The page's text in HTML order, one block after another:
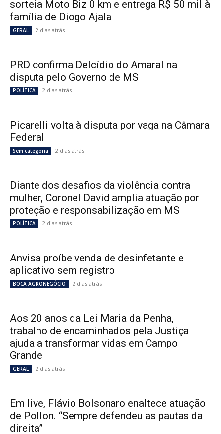
sorteia Moto Biz 0 km e entrega R$ 50 mil à
família de Diogo Ajala
GERAL 2 dias atrás
PRD confirma Delcídio do Amaral na
disputa pelo Governo de MS
POLÍTICA 2 dias atrás
Picarelli volta à disputa por vaga na Câmara
Federal
Sem categoria 2 dias atrás
Diante dos desafios da violência contra
mulher, Coronel David amplia atuação por
proteção e responsabilização em MS
POLÍTICA 2 dias atrás
Anvisa proíbe venda de desinfetante e
aplicativo sem registro
BOCA AGRONEGÓCIO 2 dias atrás
Aos 20 anos da Lei Maria da Penha,
trabalho de encaminhados pela Justiça
ajuda a transformar vidas em Campo
Grande
GERAL 2 dias atrás
Em live, Flávio Bolsonaro enaltece atuação
de Pollon. “Sempre defendeu as pautas da
direita”